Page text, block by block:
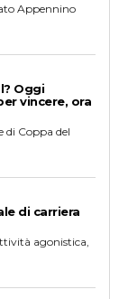
Appennino
Oggi
vincere, ora
di Coppa del
di carriera
agonistica,